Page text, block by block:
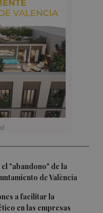
"abandono" de la
de València
a facilitar la
en las empresas